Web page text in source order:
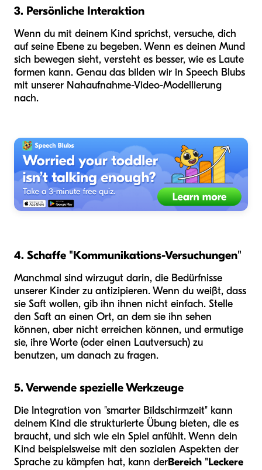
3. Persönliche Interaktion
Wenn du mit deinem Kind sprichst, versuche, dich
auf seine Ebene zu begeben. Wenn es deinen Mund
sich bewegen sieht, versteht es besser, wie es Laute
formen kann. Genau das bilden wir in Speech Blubs
mit unserer Nahaufnahme-Video-Modellierung
nach.
4. Schaffe "Kommunikations-Versuchungen"
Manchmal sind wirzugut darin, die Bedürfnisse
unserer Kinder zu antizipieren. Wenn du weißt, dass
sie Saft wollen, gib ihn ihnen nicht einfach. Stelle
den Saft an einen Ort, an dem sie ihn sehen
können, aber nicht erreichen können, und ermutige
sie, ihre Worte (oder einen Lautversuch) zu
benutzen, um danach zu fragen.
5. Verwende spezielle Werkzeuge
Die Integration von "smarter Bildschirmzeit" kann
deinem Kind die strukturierte Übung bieten, die es
braucht, und sich wie ein Spiel anfühlt. Wenn dein
Kind beispielsweise mit den sozialen Aspekten der
Sprache zu kämpfen hat, kann derBereich "Leckere